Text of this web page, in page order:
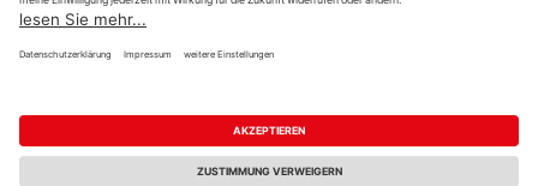
Newsletter
Impressum AGB Widerruf
Datenschutz
Reservierungsbedingungen
Vertrag widerrufen